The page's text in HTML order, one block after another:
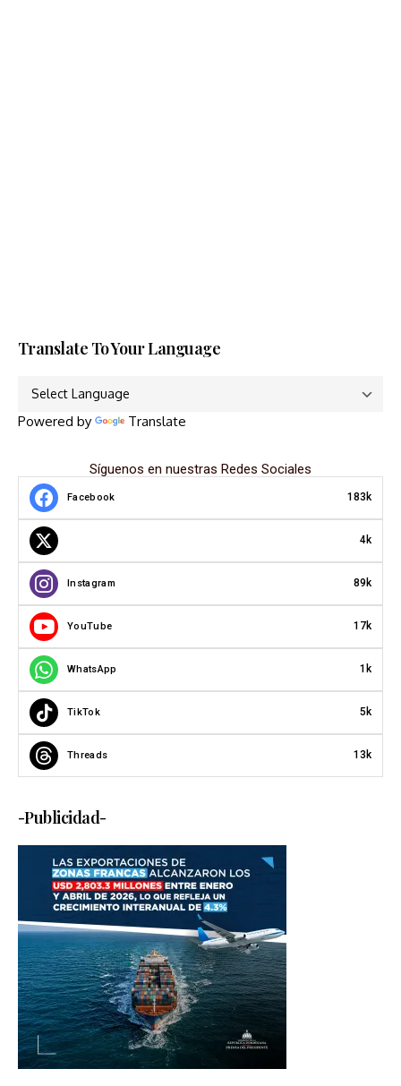
Translate To Your Language
Powered by Translate
Síguenos en nuestras Redes Sociales
Facebook 183k
4k
Instagram 89k
YouTube 17k
WhatsApp 1k
TikTok 5k
Threads 13k
-Publicidad-